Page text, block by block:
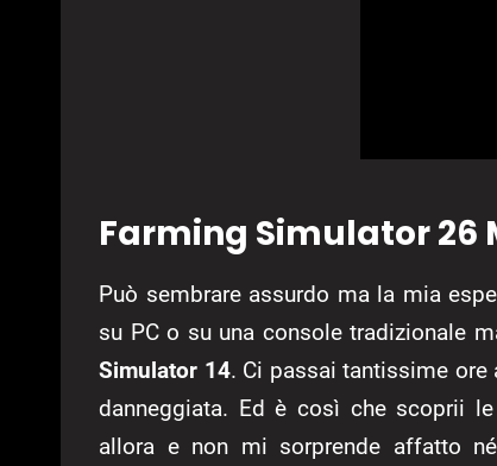
Farming Simulator 26
Può sembrare assurdo ma la mia
su PC o su una console tradizionale
Simulator 14. Ci passai tantissime ore
danneggiata. Ed è così che scoprii
allora e non mi sorprende affatto